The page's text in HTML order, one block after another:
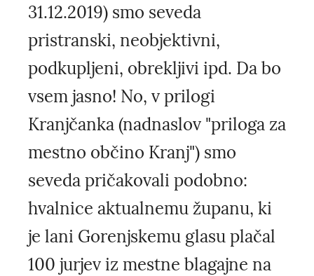
31.12.2019) smo seveda
pristranski, neobjektivni,
podkupljeni, obrekljivi ipd. Da bo
vsem jasno! No, v prilogi
Kranjčanka (nadnaslov "priloga za
mestno občino Kranj") smo
seveda pričakovali podobno:
hvalnice aktualnemu županu, ki
je lani Gorenjskemu glasu plačal
100 jurjev iz mestne blagajne na